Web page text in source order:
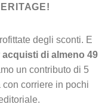
degli sconti. E
acquisti di almeno 49
un contributo di 5
corriere in pochi